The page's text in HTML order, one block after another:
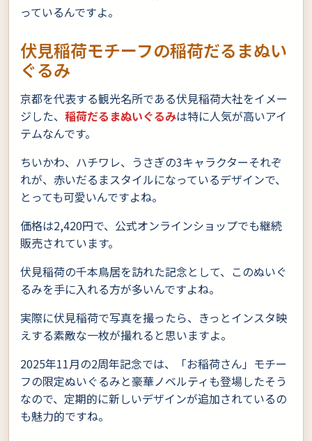
っているんですよ。
伏見稲荷モチーフの稲荷だるまぬい
ぐるみ
京都を代表する観光名所である伏見稲荷大社をイメー
ジした、 稲荷だるまぬいぐるみは特に人気が高いアイ
テムなんです。
ちいかわ、ハチワレ、うさぎの3キャラクターそれぞ
れが、赤いだるまスタイルになっているデザインで、
とっても可愛いんですよね。
価格は2,420円で、公式オンラインショップでも継続
販売されています。
伏見稲荷の千本鳥居を訪れた記念として、このぬいぐ
るみを手に入れる方が多いんですよね。
実際に伏見稲荷で写真を撮ったら、きっとインスタ映
えする素敵な一枚が撮れると思いますよ。
2025年11月の2周年記念では、「お稲荷さん」モチー
フの限定ぬいぐるみと豪華ノベルティも登場したそう
なので、定期的に新しいデザインが追加されているの
も魅力的ですね。